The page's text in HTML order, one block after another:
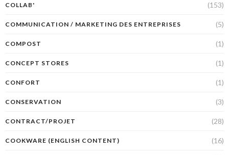
COLLAB' (153)
COMMUNICATION / MARKETING DES ENTREPRISES (5)
COMPOST (1)
CONCEPT STORES (1)
CONFORT (1)
CONSERVATION (3)
CONTRACT/PROJET (28)
COOKWARE (ENGLISH CONTENT) (16)